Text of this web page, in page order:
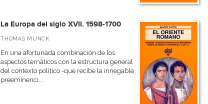
La Europa del siglo XVII. 1598-1700
THOMAS MUNCK
En una afortunada combinación de los
aspectos temáticos con la estructura general
del contexto político -que recibe la innegable
preeminenci...